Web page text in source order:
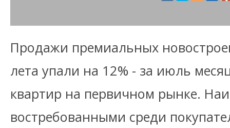
Продажи премиальных
лета упали на 12% - за июль
квартир на первичном рынке.
востребованными среди